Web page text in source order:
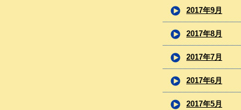
2017年9月
2017年8月
2017年7月
2017年6月
2017年5月